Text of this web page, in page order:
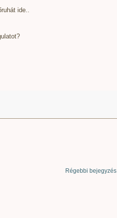
ide..
Régebbi bejegyzés